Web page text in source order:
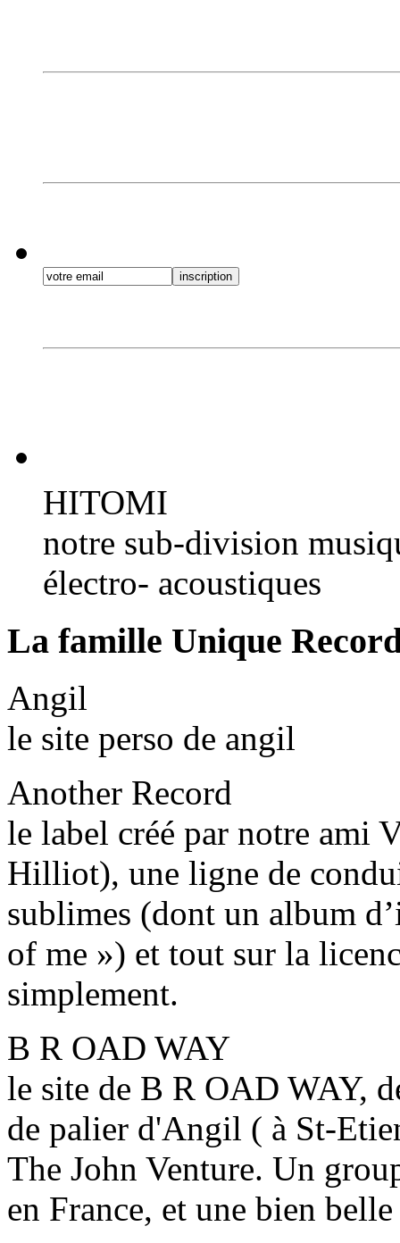
HITOMI
notre sub-division
électro- acoustiques
La famille Unique
Angil
le site perso de angil
Another Record
le label créé par notre ami
Hilliot), une ligne de
sublimes (dont un album
of me ») et tout sur la
simplement.
B R OAD WAY
le site de B R OAD WAY,
de palier d'Angil ( à St-
The John Venture. Un
en France, et une bien